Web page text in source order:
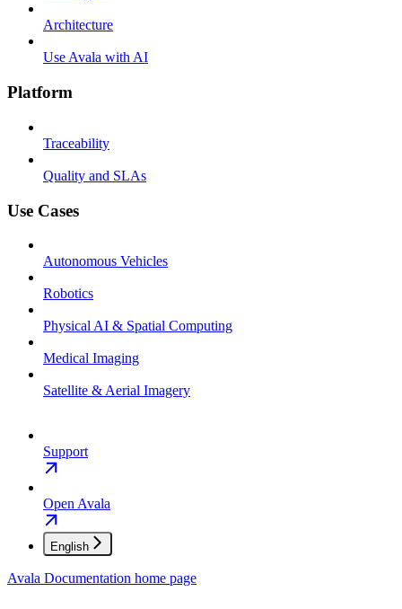
Architecture
Use Avala with AI
Platform
Traceability
Quality and SLAs
Use Cases
Autonomous Vehicles
Robotics
Physical AI & Spatial Computing
Medical Imaging
Satellite & Aerial Imagery
Support
Open Avala
English
Avala Documentation home page